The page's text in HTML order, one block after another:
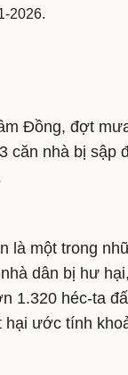
2026.
Đồng, đợt
căn nhà bị
là một trong
dân bị hư
1.320 héc-ta
ước tính